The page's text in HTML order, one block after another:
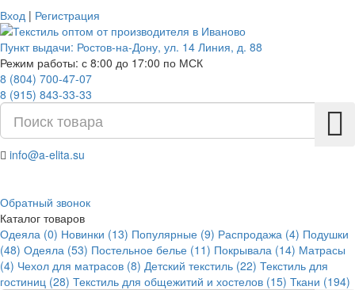
Вход | Регистрация
Пункт выдачи: Ростов-на-Дону, ул. 14 Линия, д. 88
Режим работы: с 8:00 до 17:00 по МСК
8 (804) 700-47-07
8 (915) 843-33-33
info@a-elita.su
Обратный звонок
Каталог товаров
Одеяла (0) Новинки (13) Популярные (9) Распродажа (4) Подушки
(48) Одеяла (53) Постельное белье (11) Покрывала (14) Матрасы
(4) Чехол для матрасов (8) Детский текстиль (22) Текстиль для
гостиниц (28) Текстиль для общежитий и хостелов (15) Ткани (194)